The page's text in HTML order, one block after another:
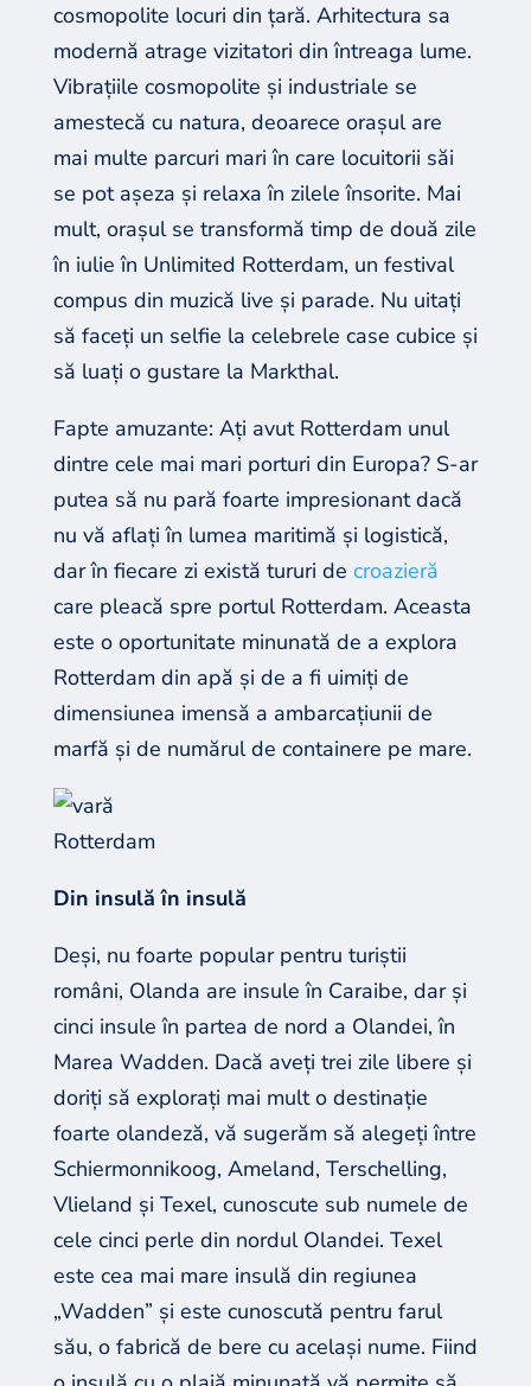
cosmopolite locuri din țară. Arhitectura sa
modernă atrage vizitatori din întreaga lume.
Vibrațiile cosmopolite și industriale se
amestecă cu natura, deoarece orașul are
mai multe parcuri mari în care locuitorii săi
se pot așeza și relaxa în zilele însorite. Mai
mult, orașul se transformă timp de două zile
în iulie în Unlimited Rotterdam, un festival
compus din muzică live și parade. Nu uitați
să faceți un selfie la celebrele case cubice și
să luați o gustare la Markthal.
Fapte amuzante: Ați avut Rotterdam unul
dintre cele mai mari porturi din Europa? S-ar
putea să nu pară foarte impresionant dacă
nu vă aflați în lumea maritimă și logistică,
dar în fiecare zi există tururi de croazieră
care pleacă spre portul Rotterdam. Aceasta
este o oportunitate minunată de a explora
Rotterdam din apă și de a fi uimiți de
dimensiunea imensă a ambarcațiunii de
marfă și de numărul de containere pe mare.
Rotterdam
Din insulă în insulă
Deși, nu foarte popular pentru turiștii
români, Olanda are insule în Caraibe, dar și
cinci insule în partea de nord a Olandei, în
Marea Wadden. Dacă aveți trei zile libere și
doriți să explorați mai mult o destinație
foarte olandeză, vă sugerăm să alegeți între
Schiermonnikoog, Ameland, Terschelling,
Vlieland și Texel, cunoscute sub numele de
cele cinci perle din nordul Olandei. Texel
este cea mai mare insulă din regiunea
„Wadden” și este cunoscută pentru farul
său, o fabrică de bere cu același nume. Fiind